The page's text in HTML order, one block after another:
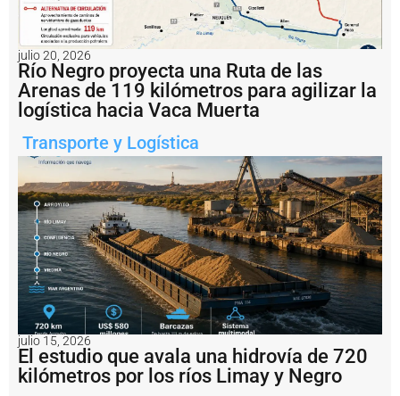
d
e
s
ti
ó
n
d
e
P
u
e
r
t
o
d
e
Q
e
q
u
julio 20, 2026
Río Negro proyecta una Ruta de las
Arenas de 119 kilómetros para agilizar la
logística hacia Vaca Muerta
Transporte y Logística
julio 15, 2026
El estudio que avala una hidrovía de 720
kilómetros por los ríos Limay y Negro